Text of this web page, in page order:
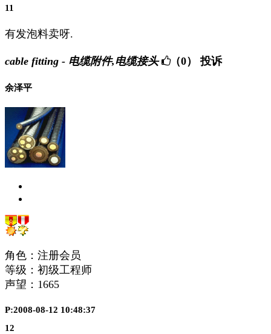
11
有发泡料卖呀.
cable fitting - 电缆附件,电缆接头 （0） 投诉
余泽平
角色：注册会员
等级：初级工程师
声望： 1665
P:2008-08-12 10:48:37
12